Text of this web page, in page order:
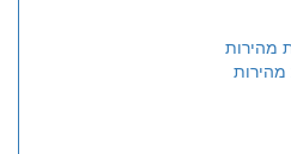
מהירות